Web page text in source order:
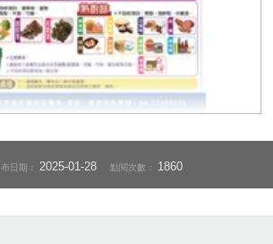
日期： 2025-01-28 點閱次數： 1860